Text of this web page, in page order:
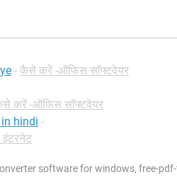
- कैसे करें -ऑफिस सॉफ्टवेयर
करें -ऑफिस सॉफ्टवेयर
hindi -
software for windows, free-